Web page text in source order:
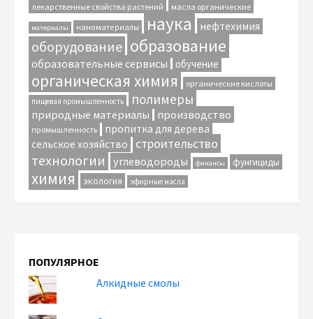
лекарственные свойства растений масла органические
материалы наноматериалы наука нефтехимия
оборудование образование
образовательные сервисы обучение
органическая химия органические кислоты
пищевая промышленность полимеры
природные материалы производство
промышленность
пропитка для дерева
сельское хозяйство
строительство
технологии углеводороды финансы фунгициды
химия экология эфирные масла
ПОПУЛЯРНОЕ
Алкидные смолы